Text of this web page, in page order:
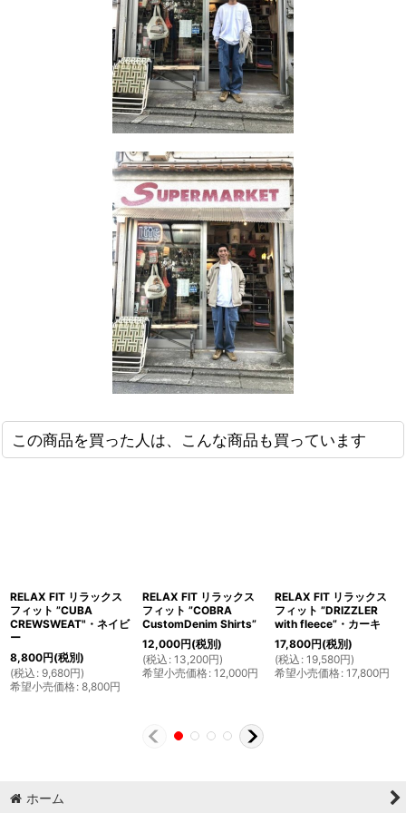
この商品を買った人は、こんな商品も買っています
RELAX FIT リラックス
フィット ”CUBA
CREWSWEAT"・ネイビ
ー
8,800円(税別)
(税込 : 9,680円)
希望小売価格: 8,800円
RELAX FIT リラックス
フィット ”COBRA
CustomDenim Shirts”
12,000円(税別)
(税込 : 13,200円)
希望小売価格: 12,000円
RELAX FIT リラックス
フィット ”DRIZZLER
with fleece”・カーキ
17,800円(税別)
(税込 : 19,580円)
希望小売価格: 17,800円
ホーム